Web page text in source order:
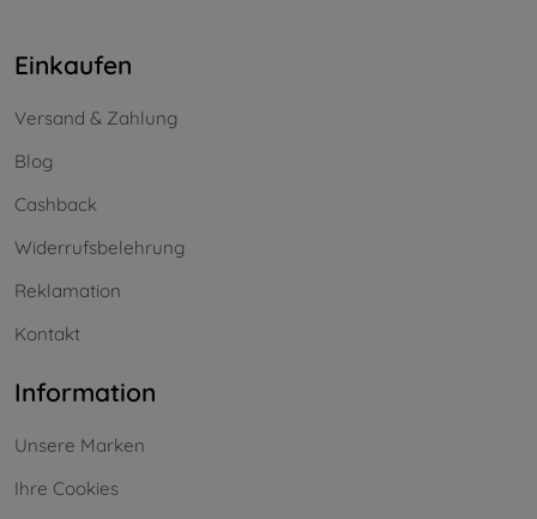
Einkaufen
Versand & Zahlung
Blog
Cashback
Widerrufsbelehrung
Reklamation
Kontakt
Information
Unsere Marken
Ihre Cookies